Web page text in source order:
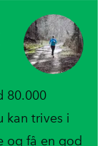
80.000
kan trives i
og få en god